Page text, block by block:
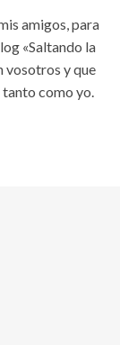
amigos, para
«Saltando la
vosotros y que
como yo.